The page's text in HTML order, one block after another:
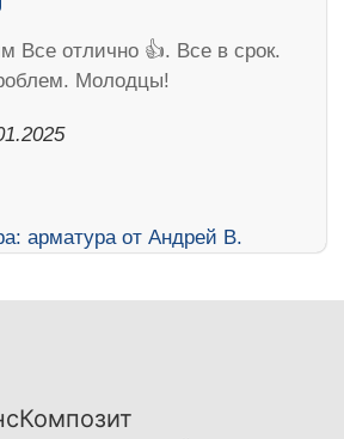
Все отлично 👍. Все в срок.
Молодцы!